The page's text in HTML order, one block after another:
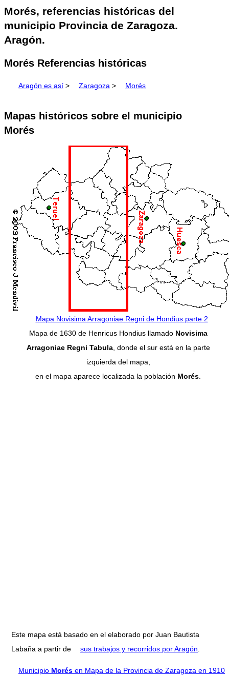
Morés, referencias históricas del
municipio Provincia de Zaragoza.
Aragón.
Morés Referencias históricas
Aragón es así > Zaragoza > Morés
Mapas históricos sobre el municipio
Morés
Mapa Novisima Arragoniae Regni de Hondius parte 2
Mapa de 1630 de Henricus Hondius llamado Novisima
Arragoniae Regni Tabula, donde el sur está en la parte
izquierda del mapa,
en el mapa aparece localizada la población Morés.
Este mapa está basado en el elaborado por Juan Bautista
Labaña a partir de
sus trabajos y recorridos por Aragón.
Municipio Morés en Mapa de la Provincia de Zaragoza en 1910